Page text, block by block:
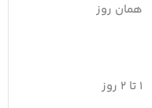
همان روز
۱ تا ۲ روز